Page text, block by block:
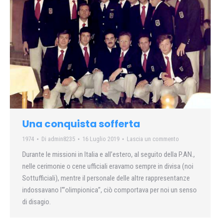
Una conquista sofferta
1974 Di admin8235 16 Luglio 2019 Lascia un commento
Durante le missioni in Italia e all’estero, al seguito della P.AN.,
nelle cerimonie o cene ufficiali eravamo sempre in divisa (noi
Sottufficiali), mentre il personale delle altre rappresentanze
indossavano l'”olimpionica”, ciò comportava per noi un senso
di disagio.